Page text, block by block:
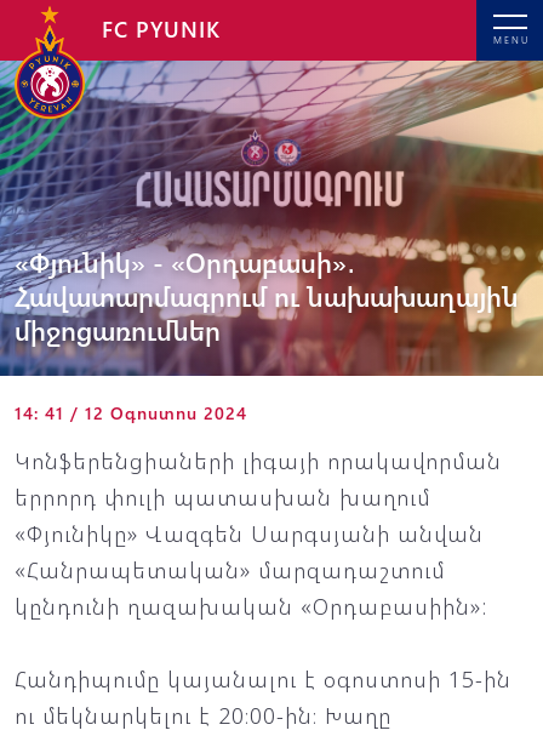
MENU
FC PYUNIK
«Փյունիկ» - «Օրդաբասի»․
Հավատարմագրում ու նախախաղային
միջոցառումներ
14: 41 / 12 Օգոստոս 2024
Կոնֆերենցիաների լիգայի որակավորման
երրորդ փուլի պատասխան խաղում
«Փյունիկը» Վազգեն Սարգսյանի անվան
«Հանրապետական» մարզադաշտում
կընդունի ղազախական «Օրդաբասիին»:
Հանդիպումը կայանալու է օգոստոսի 15-ին
ու մեկնարկելու է 20։00-ին։ Խաղը